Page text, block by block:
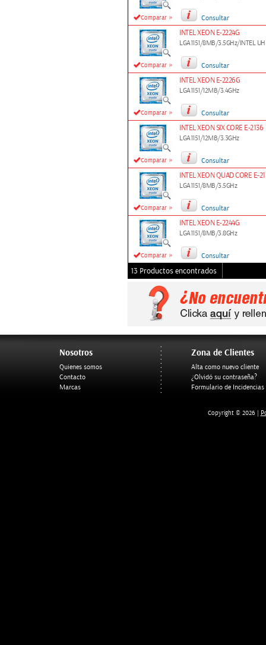
Comparar » Consultar
Comparar »
INTEL XEON E-2224G
LGA1151/8MB/3.5GHz/INTEL
Consultar
Comparar »
INTEL XEON E-2226G
LGA1151/12MB/3.4GHz
Consultar
Comparar »
INTEL XEON SIX CORE E-2136
LGA1151/12MB/3.3GHz
Consultar
Comparar »
INTEL XEON QUAD CORE E-
LGA1151/8MB/3.5GHz
Consultar
Comparar »
INTEL XEON E-2244G
LGA1151/8MB/3.8GHz
Consultar
13 Productos encontrados
Nosotros
Quienes somos
Contacto
Marcas
Zona de Clientes
Alta como nuevo cliente
¿Olvidó su contraseña?
Formulario de Incidencias
Copyright © 2026 |